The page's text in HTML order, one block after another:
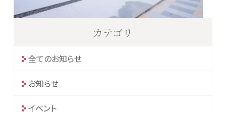
カテゴリ
全てのお知らせ
お知らせ
イベント